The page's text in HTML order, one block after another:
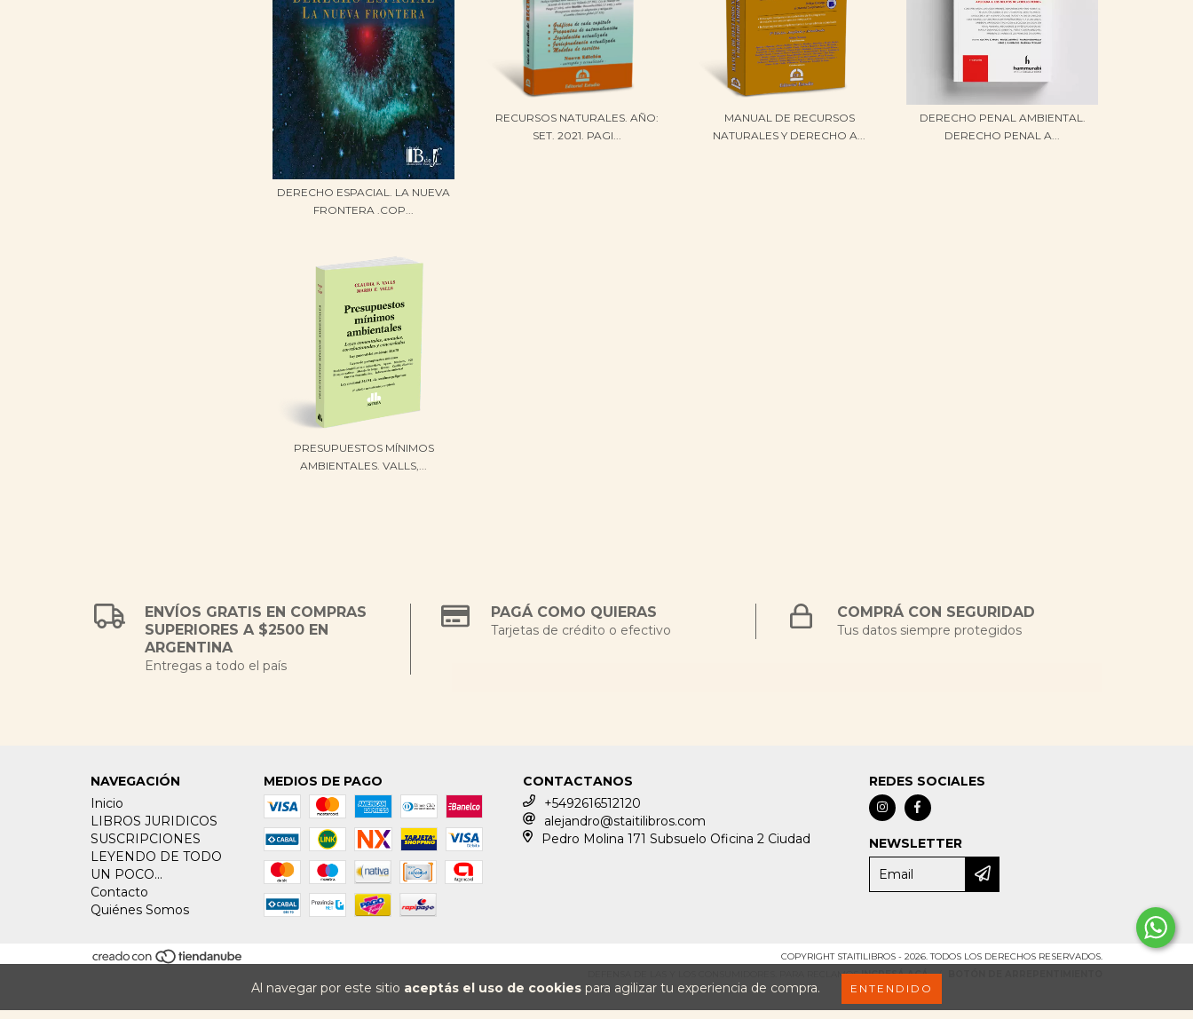
Al navegar por este sitio aceptás el uso de cookies para agilizar tu experiencia de compra. ENTENDIDO
DERECHO ESPACIAL. LA NUEVA
FRONTERA .COP...
RECURSOS NATURALES. AÑO:
SET. 2021. PAGI...
MANUAL DE RECURSOS
NATURALES Y DERECHO A...
DERECHO PENAL AMBIENTAL.
DERECHO PENAL A...
PRESUPUESTOS MÍNIMOS
AMBIENTALES. VALLS,...
ENVÍOS GRATIS EN COMPRAS
SUPERIORES A $2500 EN
ARGENTINA
Entregas a todo el país
PAGÁ COMO QUIERAS
Tarjetas de crédito o efectivo
COMPRÁ CON SEGURIDAD
Tus datos siempre protegidos
NAVEGACIÓN
Inicio
LIBROS JURIDICOS
SUSCRIPCIONES
LEYENDO DE TODO
UN POCO...
Contacto
Quiénes Somos
MEDIOS DE PAGO
CONTACTANOS
+5492616512120
alejandro@staitilibros.com
Pedro Molina 171 Subsuelo Oficina 2 Ciudad
REDES SOCIALES
NEWSLETTER
COPYRIGHT STAITILIBROS - 2026. TODOS LOS DERECHOS RESERVADOS.
DEFENSA DE LAS Y LOS CONSUMIDORES. PARA RECLAMOS INGRESÁ ACÁ. /